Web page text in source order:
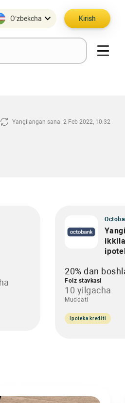
O’zbekcha Kirish
Yangilangan sana: 2 Feb 2022, 10:32
20% dan
Foiz stavkasi
10 yilgacha
Muddati
Ipoteka krediti